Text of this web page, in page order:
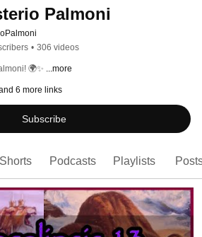
Palmoni
• 306 videos
🌍✨ ...more
6 more links
Subscribe
Shorts Podcasts Playlists